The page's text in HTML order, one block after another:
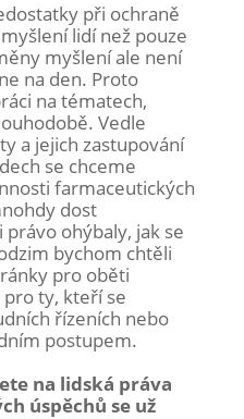
při ochraně
lidí než pouze
myšlení ale není
na den. Proto
na tématech,
Vedle
a jejich zastupování
se chceme
farmaceutických
dost
ohýbaly, jak se
bychom chtěli
pro oběti
ty, kteří se
řízeních nebo
postupem.
na lidská práva
úspěchů se už